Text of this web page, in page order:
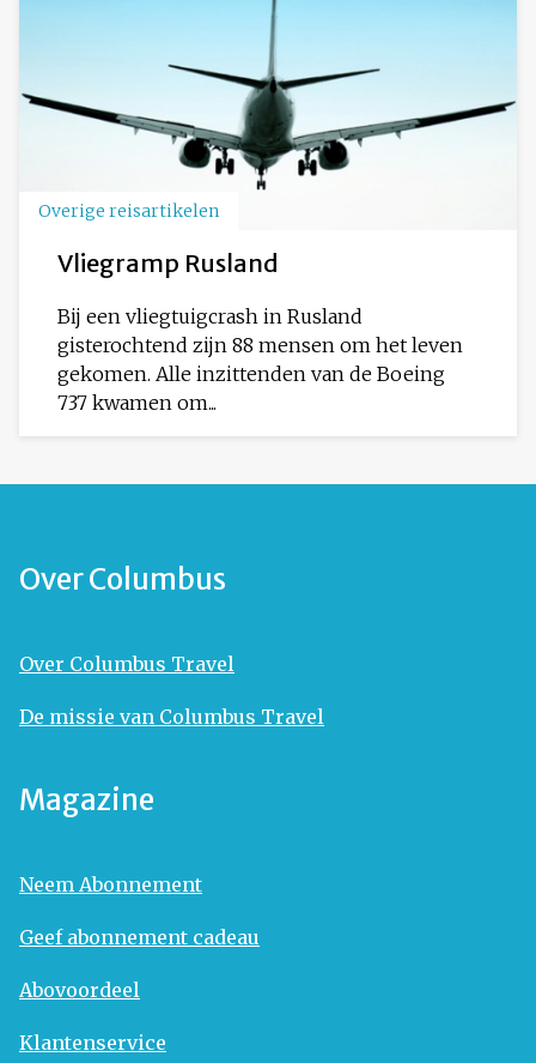
Overige reisartikelen
Vliegramp Rusland
Bij een vliegtuigcrash in Rusland
gisterochtend zijn 88 mensen om het leven
gekomen. Alle inzittenden van de Boeing
737 kwamen om...
Over Columbus
Over Columbus Travel
De missie van Columbus Travel
Magazine
Neem Abonnement
Geef abonnement cadeau
Abovoordeel
Klantenservice